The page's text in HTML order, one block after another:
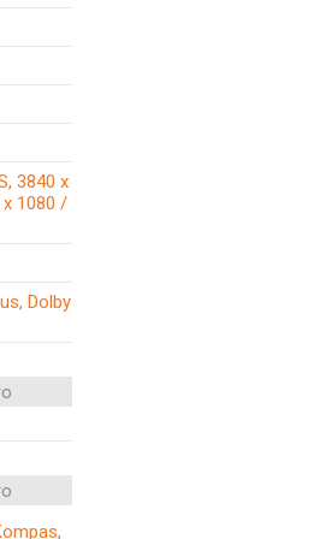
3840 x
x 1080 /
Dolby